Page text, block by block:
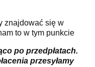
znajdować się w
to w tym punkcie
po przedpłatach.
przesyłamy